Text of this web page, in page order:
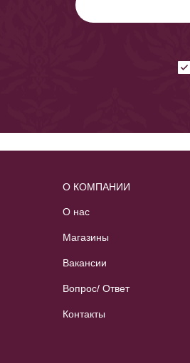
О КОМПАНИИ
О нас
Магазины
Вакансии
Вопрос/ Ответ
Контакты